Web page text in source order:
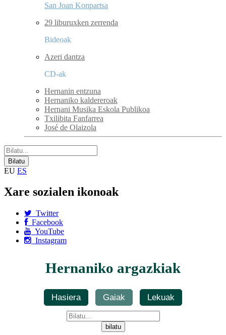
San Joan Konpartsa
29 liburuxken zerrenda
Bideoak
Azeri dantza
CD-ak
Hernanin entzuna
Hernaniko kaldereroak
Hernani Musika Eskola Publikoa
Txilibita Fanfarrea
José de Olaizola
EU ES
Xare sozialen ikonoak
Twitter
Facebook
YouTube
Instagram
Hernaniko argazkiak
Hasiera Gaiak Lekuak